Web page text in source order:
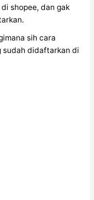
shopee, dan gak
sih cara
sudah didaftarkan di